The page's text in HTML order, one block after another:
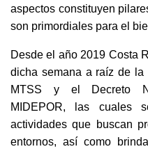
aspectos constituyen
son primordiales para el
Desde el año 2019 Costa
dicha semana a raíz de la
MTSS y el Decreto N°
MIDEPOR, las cuales
actividades que buscan
entornos, así como